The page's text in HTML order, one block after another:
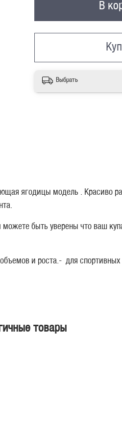
В
Выбрать
ягодицы модель . Красиво
быть уверены что ваш
и роста.- для
товары